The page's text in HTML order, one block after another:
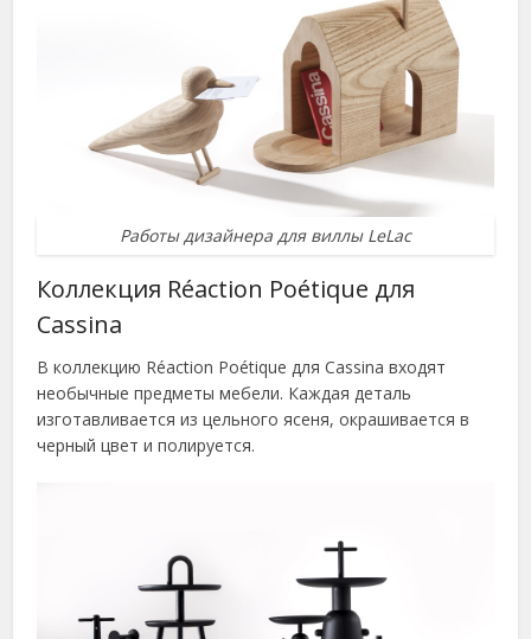
Работы дизайнера для виллы LeLac
Коллекция Réaction Poétique для
Cassina
В коллекцию Réaction Poétique для Cassina входят
необычные предметы мебели. Каждая деталь
изготавливается из цельного ясеня, окрашивается в
черный цвет и полируется.